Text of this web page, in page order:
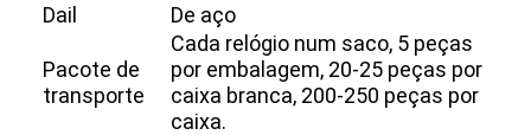
Dail
De aço
Pacote de
transporte
Cada relógio num saco, 5 peças
por embalagem, 20-25 peças por
caixa branca, 200-250 peças por
caixa.